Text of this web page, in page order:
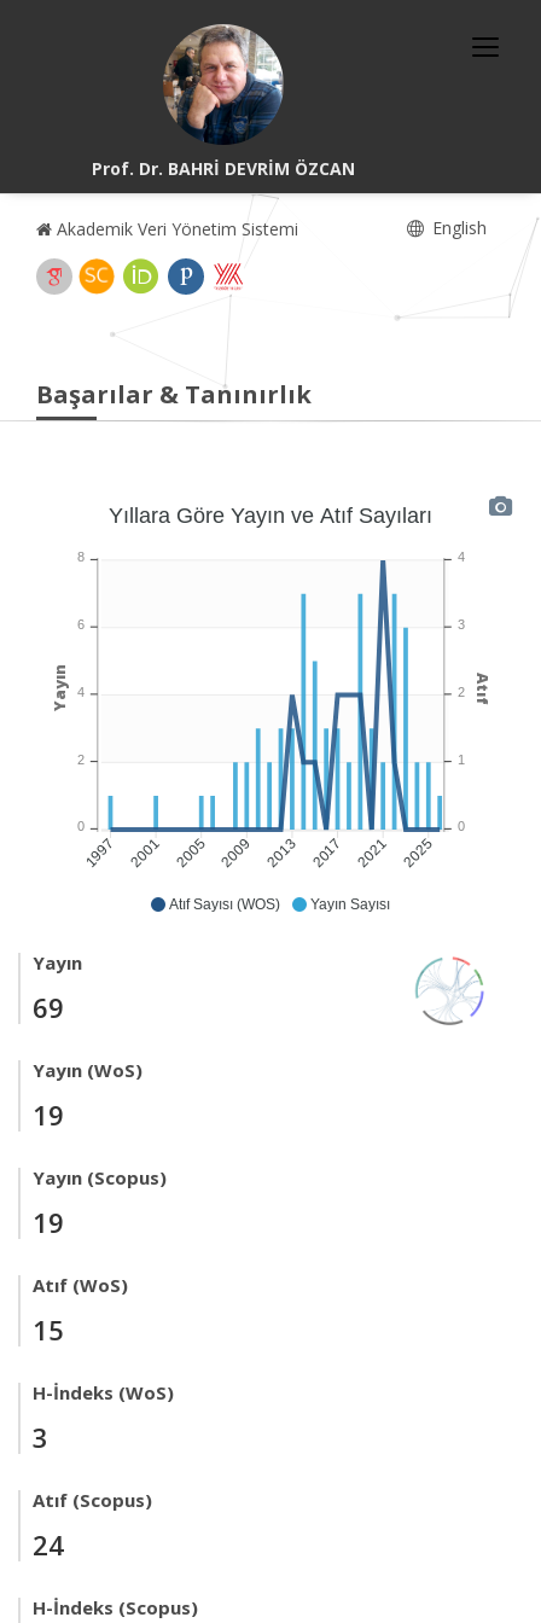
Prof. Dr. BAHRİ DEVRİM ÖZCAN
Akademik Veri Yönetim Sistemi English
Başarılar & Tanınırlık
Atıf Sayısı (WOS) Yayın Sayısı
1997 2001 2005 2009 2013 2017 2021 2025
Yıllara Göre Yayın ve Atıf Sayıları
4
3
2
1
0
Atıf
8
6
4
2
0
Yayın
Yayın
69
Yayın (WoS)
19
Yayın (Scopus)
19
Atıf (WoS)
15
H-İndeks (WoS)
3
Atıf (Scopus)
24
H-İndeks (Scopus)